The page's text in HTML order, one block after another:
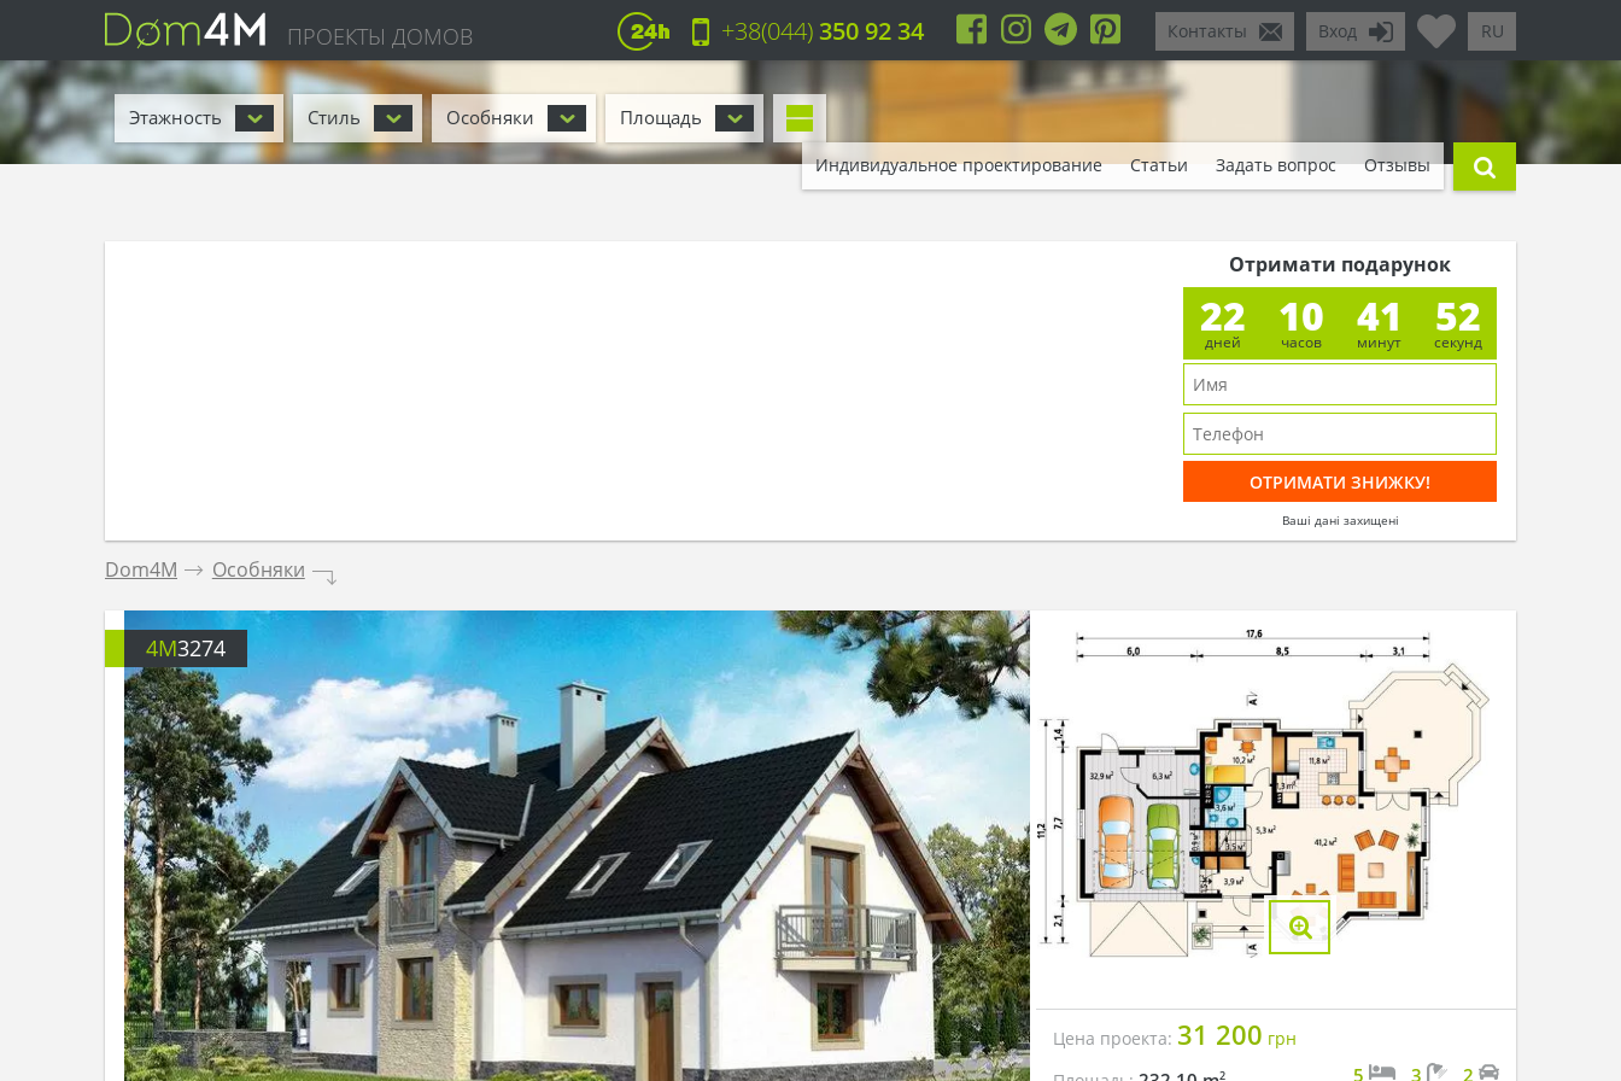
ПРОЕКТЫ ДОМОВ RU
Вход
Контакты
+38(044)350 92 34
Этажность Стиль Особняки Площадь
Индивидуальное проектирование Статьи Задать вопрос Отзывы
Отримати подарунок
22
дней
10
часов
41
минут
51
секунд
Ваші дані захищені
Dom4M . Особняки .
4M3274
Цена проекта: 31 200 грн
2 5 3 2